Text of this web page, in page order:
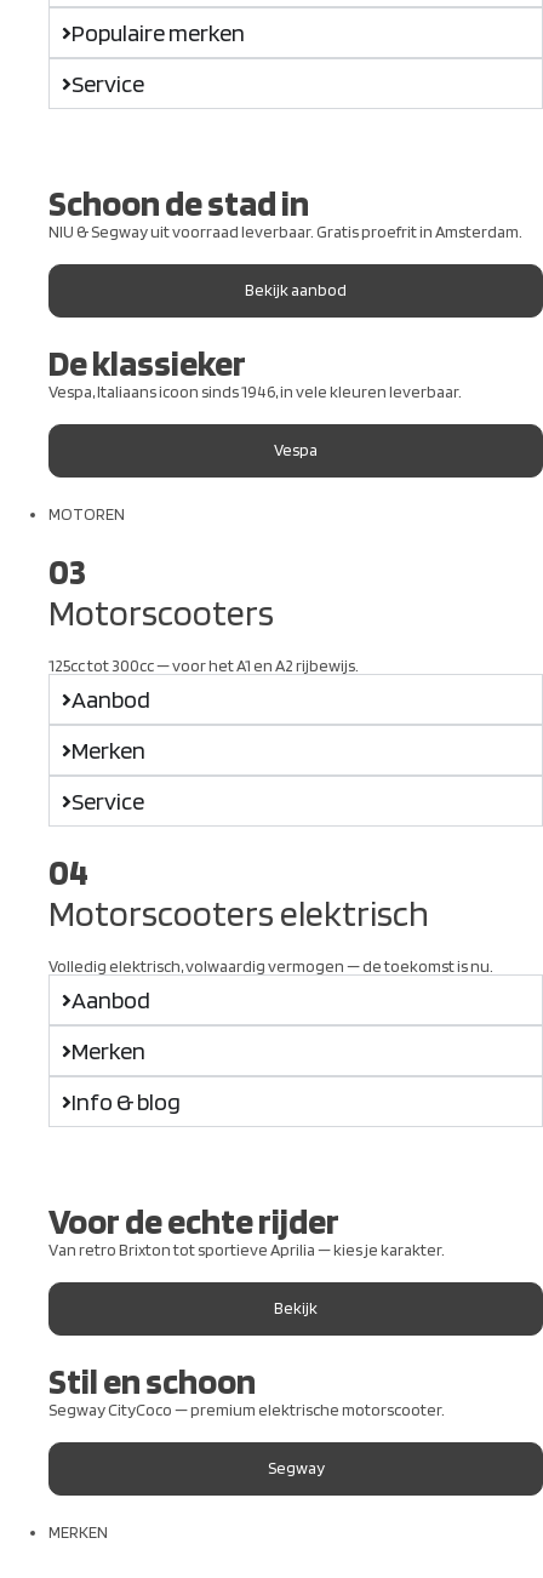
Populaire merken
Service
Schoon de stad in
NIU & Segway uit voorraad leverbaar. Gratis proefrit in Amsterdam.
Bekijk aanbod
De klassieker
Vespa, Italiaans icoon sinds 1946, in vele kleuren leverbaar.
Vespa
MOTOREN
03
Motorscooters
125cc tot 300cc — voor het A1 en A2 rijbewijs.
Aanbod
Merken
Service
04
Motorscooters elektrisch
Volledig elektrisch, volwaardig vermogen — de toekomst is nu.
Aanbod
Merken
Info & blog
Voor de echte rijder
Van retro Brixton tot sportieve Aprilia — kies je karakter.
Bekijk
Stil en schoon
Segway CityCoco — premium elektrische motorscooter.
Segway
MERKEN